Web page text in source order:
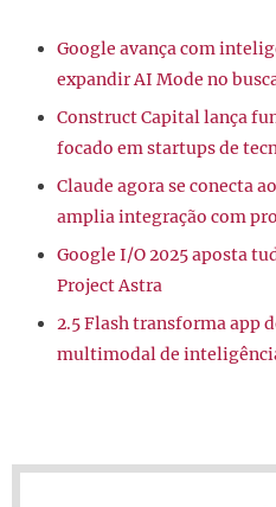
Google avança com
expandir AI Mode no
Construct Capital lança
focado em startups de
Claude agora se conecta
amplia integração com
Google I/O 2025 aposta
Project Astra
2.5 Flash transforma app
multimodal de